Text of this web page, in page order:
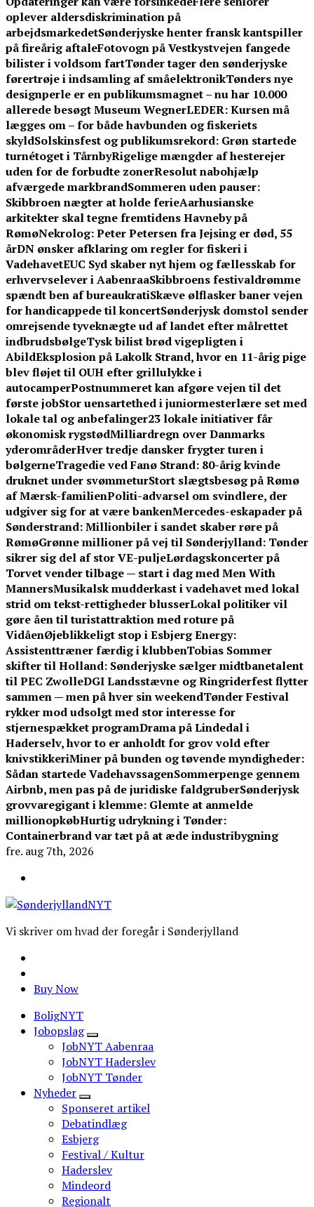
oplever aldersdiskrimination på
arbejdsmarkedetSønderjyske henter fransk kantspiller
på fireårig aftaleFotovogn på Vestkystvejen fangede
bilister i voldsom fartTønder tager den sønderjyske
førertrøje i indsamling af småelektronikTønders nye
designperle er en publikumsmagnet – nu har 10.000
allerede besøgt Museum WegnerLEDER: Kursen må
lægges om – for både havbunden og fiskeriets
skyldSolskinsfest og publikumsrekord: Grøn startede
turnétoget i TårnbyRigelige mængder af hesterejer
uden for de forbudte zonerResolut nabohjælp
afværgede markbrandSommeren uden pauser:
Skibbroen nægter at holde ferieAarhusianske
arkitekter skal tegne fremtidens Havneby på
RømøNekrolog: Peter Petersen fra Jejsing er død, 55
årDN ønsker afklaring om regler for fiskeri i
VadehavetEUC Syd skaber nyt hjem og fællesskab for
erhvervselever i AabenraaSkibbroens festivaldrømme
spændt ben af bureaukratiSkæve ølflasker baner vejen
for handicappede til koncertSønderjysk domstol sender
omrejsende tyveknægte ud af landet efter målrettet
indbrudsbølgeTysk bilist brød vigepligten i
AbildEksplosion på Lakolk Strand, hvor en 11-årig pige
blev fløjet til OUH efter grillulykke i
autocamperPostnummeret kan afgøre vejen til det
første jobStor uensartethed i juniormesterlære set med
lokale tal og anbefalinger23 lokale initiativer får
økonomisk rygstødMilliardregn over Danmarks
yderområderHver tredje dansker frygter turen i
bølgerneTragedie ved Fanø Strand: 80-årig kvinde
druknet under svømmeturStort slægtsbesøg på Rømø
af Mærsk-familienPoliti-advarsel om svindlere, der
udgiver sig for at være bankenMercedes-eskapader på
Sønderstrand: Millionbiler i sandet skaber røre på
RømøGrønne millioner på vej til Sønderjylland: Tønder
sikrer sig del af stor VE-puljeLørdagskoncerter på
Torvet vender tilbage — start i dag med Men With
MannersMusikalsk mudderkast i vadehavet med lokal
strid om tekst-rettigheder blusserLokal politiker vil
gøre åen til turistattraktion med roture på
VidåenØjeblikkeligt stop i Esbjerg Energy:
Assistenttræner færdig i klubbenTobias Sommer
skifter til Holland: Sønderjyske sælger midtbanetalent
til PEC ZwolleDGI Landsstævne og Ringriderfest flytter
sammen — men på hver sin weekendTønder Festival
rykker mod udsolgt med stor interesse for
stjernespækket programDrama på Lindedal i
Haderselv, hvor to er anholdt for grov vold efter
knivstikkeriMiner på bunden og tøvende myndigheder:
Sådan startede VadehavssagenSommerpenge gennem
Airbnb, men pas på de juridiske faldgruberSønderjysk
grovvaregigant i klemme: Glemte at anmelde
millionopkøbHurtig udrykning i Tønder:
Containerbrand var tæt på at æde industribygning
fre. aug 7th, 2026
Vi skriver om hvad der foregår i Sønderjylland
Buy Now
BoligNYT
Jobopslag
JobNYT Aabenraa
JobNYT Haderslev
JobNYT Tønder
Nyheder
Sponseret artikel
Debatindlæg
Esbjerg
Festival / Kultur
Haderslev
Mindeord
Regionalt